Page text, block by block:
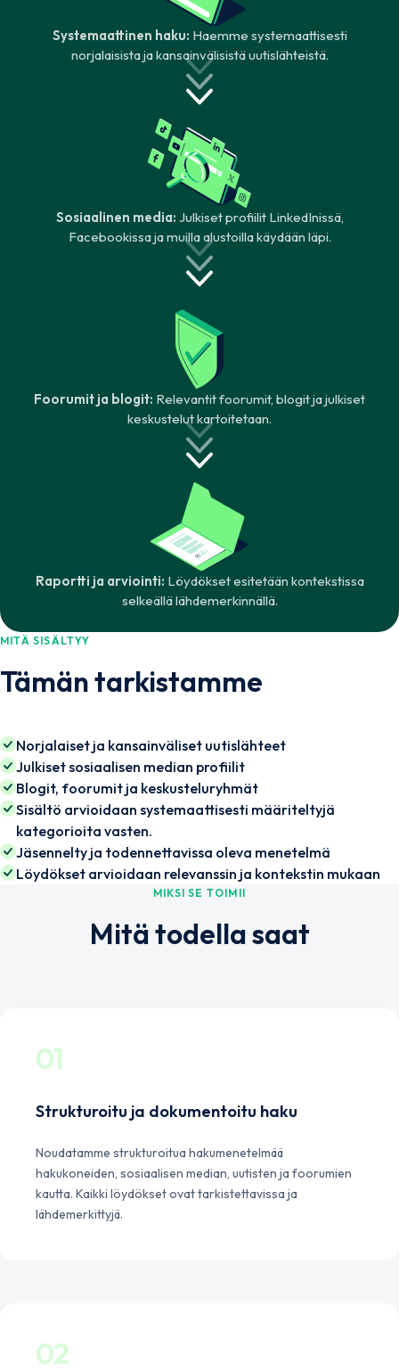
Systemaattinen haku: Haemme systemaattisesti
norjalaisista ja kansainvälisistä uutislähteistä.
Sosiaalinen media: Julkiset profiilit LinkedInissä,
Facebookissa ja muilla alustoilla käydään läpi.
Foorumit ja blogit: Relevantit foorumit, blogit ja julkiset
keskustelut kartoitetaan.
Raportti ja arviointi: Löydökset esitetään kontekstissa
selkeällä lähdemerkinnällä.
MITÄ SISÄLTYY
Tämän tarkistamme
Norjalaiset ja kansainväliset uutislähteet
Julkiset sosiaalisen median profiilit
Blogit, foorumit ja keskusteluryhmät
Sisältö arvioidaan systemaattisesti määriteltyjä
kategorioita vasten.
Jäsennelty ja todennettavissa oleva menetelmä
Löydökset arvioidaan relevanssin ja kontekstin mukaan
MIKSI SE TOIMII
Mitä todella saat
01
Strukturoitu ja dokumentoitu haku
Noudatamme strukturoitua hakumenetelmää
hakukoneiden, sosiaalisen median, uutisten ja foorumien
kautta. Kaikki löydökset ovat tarkistettavissa ja
lähdemerkittyjä.
02